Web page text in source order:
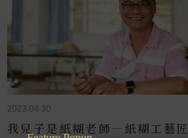
2023.04.30
我兒子是紙糊老師—紙糊工藝